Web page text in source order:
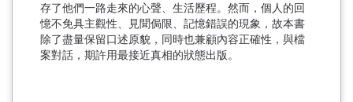
存了他們一路走來的心聲、生活歷程。然而，個人的回
憶不免具主觀性、見聞侷限、記憶錯誤的現象，故本書
除了盡量保留口述原貌，同時也兼顧內容正確性，與檔
案對話，期許用最接近真相的狀態出版。